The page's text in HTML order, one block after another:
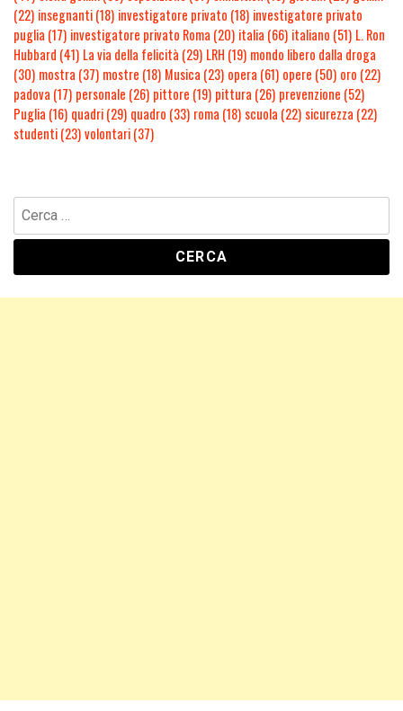
(22) insegnanti(18) investigatore privato (18) investigatore privato
puglia (17) investigatore privato Roma (20) italia (66) italiano (51) L. Ron
Hubbard (41) La via della felicità (29) LRH (19) mondo libero dalla droga
(30) mostra (37) mostre (18) Musica (23) opera (61) opere (50) oro (22)
padova (17) personale (26) pittore (19) pittura (26) prevenzione (52)
Puglia (16) quadri(29) quadro (33) roma (18) scuola (22) sicurezza (22)
studenti(23)volontari(37)